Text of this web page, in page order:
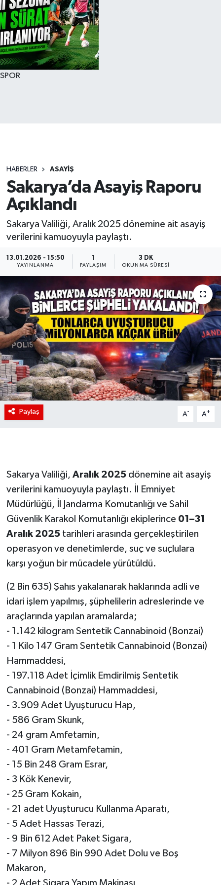
SPOR
HABERLER ASAYİŞ
Sakarya’da Asayiş Raporu
Açıklandı
Sakarya Valiliği, Aralık 2025 dönemine ait asayiş
verilerini kamuoyuyla paylaştı.
13.01.2026 - 15:50
YAYINLANMA PAYLAŞIM
3 DK
OKUNMA SÜRESI
Paylaş A- A+
Sakarya Valiliği, Aralık 2025dönemine ait asayiş
verilerini kamuoyuyla paylaştı. İl Emniyet
Müdürlüğü, İl Jandarma Komutanlığı ve Sahil
Güvenlik Karakol Komutanlığı ekiplerince 01–31
Aralık 2025tarihleri arasında gerçekleştirilen
operasyon ve denetimlerde, suç ve suçlulara
karşı yoğun bir mücadele yürütüldü.
(2 Bin 635) Şahıs yakalanarak haklarında adli ve
idari işlem yapılmış, şüphelilerin adreslerinde ve
araçlarında yapılan aramalarda;
- 1.142 kilogram Sentetik Cannabinoid (Bonzai)
- 1 Kilo 147 Gram Sentetik Cannabinoid (Bonzai)
Hammaddesi,
- 197.118 Adet İçimlik Emdirilmiş Sentetik
Cannabinoid (Bonzai) Hammaddesi,
- 3.909 Adet Uyuşturucu Hap,
- 586 Gram Skunk,
- 24 gram Amfetamin,
- 401 Gram Metamfetamin,
- 15 Bin 248 Gram Esrar,
- 3 Kök Kenevir,
- 25 Gram Kokain,
- 21 adet Uyuşturucu Kullanma Aparatı,
- 5 Adet Hassas Terazi,
- 9 Bin 612 Adet Paket Sigara,
- 7 Milyon 896 Bin 990 Adet Dolu ve Boş
Makaron,